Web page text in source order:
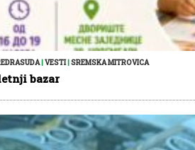
| VESTI| SREMSKA MITROVICA
bazar